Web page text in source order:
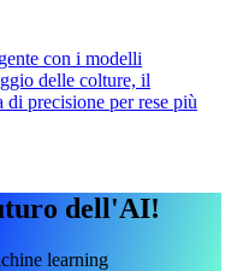
con i modelli
delle colture, il
di precisione per rese più
dell'AI!
learning